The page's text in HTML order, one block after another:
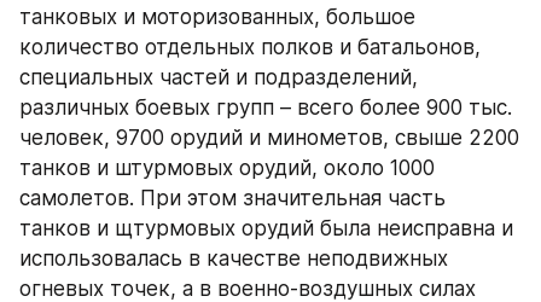
танковых и моторизованных, большое
количество отдельных полков и батальонов,
специальных частей и подразделений,
различных боевых групп – всего более 900 тыс.
человек, 9700 орудий и минометов, свыше 2200
танков и штурмовых орудий, около 1000
самолетов. При этом значительная часть
танков и щтурмовых орудий была неисправна и
использовалась в качестве неподвижных
огневых точек, а в военно-воздушных силах